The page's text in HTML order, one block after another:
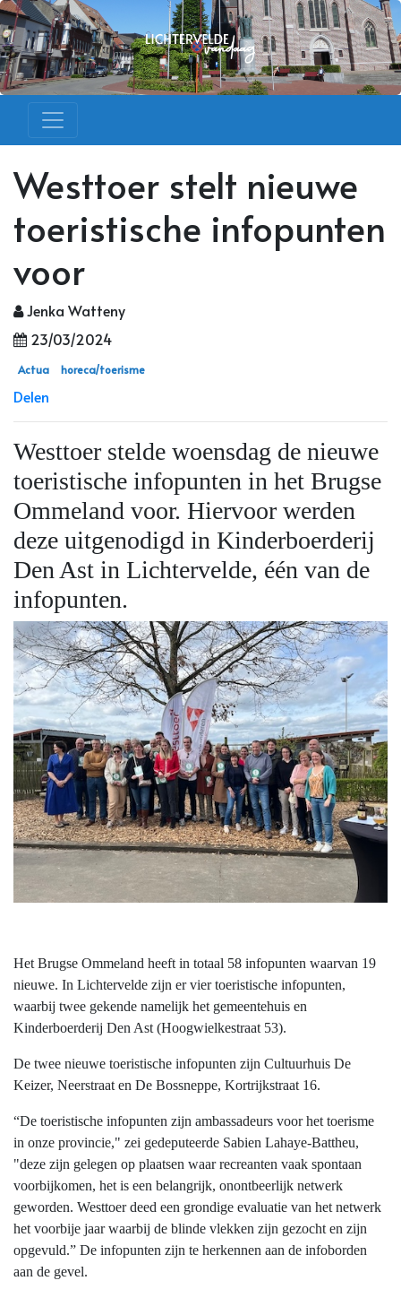
Westtoer stelt nieuwe
toeristische infopunten
voor
Jenka Watteny
23/03/2024
Actua horeca/toerisme
Delen
Westtoer stelde woensdag de nieuwe
toeristische infopunten in het Brugse
Ommeland voor. Hiervoor werden
deze uitgenodigd in Kinderboerderij
Den Ast in Lichtervelde, één van de
infopunten.
Het Brugse Ommeland heeft in totaal 58 infopunten waarvan 19
nieuwe. In Lichtervelde zijn er vier toeristische infopunten,
waarbij twee gekende namelijk het gemeentehuis en
Kinderboerderij Den Ast (Hoogwielkestraat 53).
De twee nieuwe toeristische infopunten zijn Cultuurhuis De
Keizer, Neerstraat en De Bossneppe, Kortrijkstraat 16.
“De toeristische infopunten zijn ambassadeurs voor het toerisme
in onze provincie," zei gedeputeerde Sabien Lahaye-Battheu,
"deze zijn gelegen op plaatsen waar recreanten vaak spontaan
voorbijkomen, het is een belangrijk, onontbeerlijk netwerk
geworden. Westtoer deed een grondige evaluatie van het netwerk
het voorbije jaar waarbij de blinde vlekken zijn gezocht en zijn
opgevuld.” De infopunten zijn te herkennen aan de infoborden
aan de gevel.